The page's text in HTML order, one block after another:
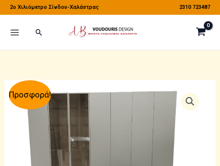
Μετάβαση
περιεχόμενο
2o Χιλιόμετρο Σίνδου-Χαλάστρας 2310 723487
Αναζήτηση
Προσφορά!